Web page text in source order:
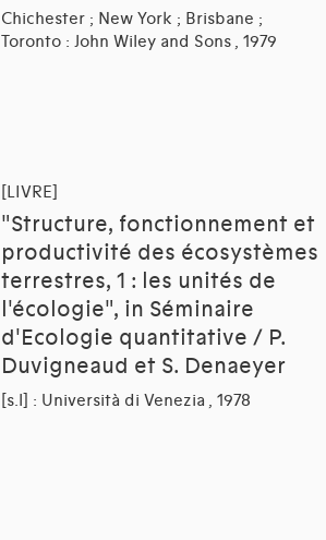
Chichester ; New York ; Brisbane ;
Toronto : John Wiley and Sons , 1979
[LIVRE]
"Structure, fonctionnement et
productivité des écosystèmes
terrestres, 1 : les unités de
l'écologie", in Séminaire
d'Ecologie quantitative / P.
Duvigneaud et S. Denaeyer
[s.l] : Università di Venezia , 1978